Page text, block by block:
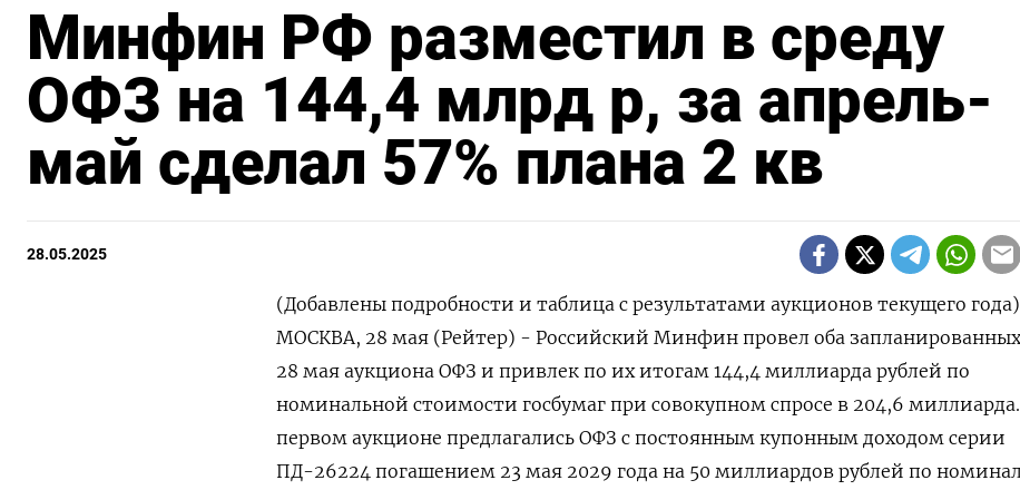
Минфин РФ разместил в среду
ОФЗ на 144,4 млрд р, за апрель-
май сделал 57% плана 2 кв
28.05.2025
(Добавлены подробности и таблица с результатами аукционов текущего года) МОСКВА, 28 мая (Рейтер) - Российский Минфин провел оба запланированных на 28 мая аукциона ОФЗ и привлек по их итогам 144,4 миллиарда рублей по номинальной стоимости госбумаг при совокупном спросе в 204,6 миллиарда. На первом аукционе предлагались ОФЗ с постоянным купонным доходом серии ПД-26224 погашением 23 мая 2029 года на 50 миллиардов рублей по номинальной стоимости, и в итоге был размещен весь заявленный объем под 16,04% годовых при спросе 77 миллиардов. На втором сегодняшнем аукционе также предлагались классические бумаги, ПД-26247 погашением 11 мая 2039 года, на 250 миллиардов рублей по номинальной стоимости, а итогом стало размещение на 94,4 миллиарда рублей по номиналу под 16,44% годовых при спросе 127,6 миллиарда. Сегодня же Минфин уплачивает купонный доход держателям этих двух выпусков ОФЗ и двух других, ПД-26241 и ПК-29025, всего на 112,5 миллиарда рублей. Всего за апрель-июнь 2025 года Минфин планирует привлечь на внутреннем рынке госдолга 1,3 триллиона рублей по номинальной стоимости госбумаг, и за два месяца из трех ведомство привлекло через ОФЗ 736,2 миллиарда рублей, или почти 57% плана второго квартала. За первый квартал текущего года Минфин привлек на первичном рынке ОФЗ 1,4 триллиона рублей по номиналу бумаг при плане в 1 триллион рублей. Годовой план заимствований на внутреннем рынке составляет почти 4,8 триллиона рублей, согласно закону о бюджете РФ на 2025 год, а в прошлом году Минфин за счет размещения ОФЗ привлек 4,4 триллиона рублей. Ниже следуют результаты размещений ОФЗ в текущем году: Дата Выпуск Погашение Предложение, Спрос, Размещение, Выручка, Цена Доходность по Средневзвешенная Средневзвешенная Удовлетворенный млн р млн р млн р млн р отсечения, % отсечению, % цена, % доходность, % спрос 28 мая ПД-26247 11 мая 39 249.889,8 127.586,0 94.421,0 75.710,0 80,0909 16,45 80,1493 16,44 0,7401 28 мая ПД-26224 23 мая 29 50.000 77.006,0 50.000,0 37.641,0 75,1785 16,07 75,2633 16,04 0,6493 21 мая ПД-26246 12 мар 36 17.435,6 - 9.475,0 7.834,3 80,8101 16,36 80,8101 16,36 Допразмещение 21 ПД-26246 12 мар 36 325.002,1 186.947,0 98.124,0 81.133,0 80,7144 16,38 80,8101 16,36 0,5249 мая 21 ПД-26239 23 июл 31 50.000,0 100.227,6 49.956,2 34.392,7 66,6982 16,05 66,7097 16,05 0,4984 мая 14 мая ПД-26248 16 мая 40 210.193,7 182.373,9 91.640,8 78.531,0 80,1964 16,33 80,2574 16,32 0,5025 30 апр ПД-26246 12 мар 36 17.839,1 - 7.121,0 5.914,1 81,7371 16,13 81,7371 16,13 Допразмещение 30 апр ПД-26246 12 мар 36 386.362,2 133.886,0 54.239,0 45.047 81,6730 16,14 81,7371 16,13 0,4051 30 апр ПД-26235 12 мар 31 26.799,3 39.014,0 26.799,3 17.355,0 63,9100 16,09 63,9976 16,06 0,6869 23 апр ПД-26245 26 сен 35 39.751,0 - 37.749,6 31.331,3 82,5046 16,02 82,5046 16,02 Допразмещение 23 апр ПД-26238 15 мая 41 43.741,1 29.447,8 17.245,0 9.691,4 53,3800 15,29 53,4551 15,27 0,5856 23 апр ПД-26245 26 сен 35 299.092,3 145.272,4 39.586,8 32.856,1 82,4420 16,03 82,5046 16,02 0,2725 16 апр ПД-26248 16 мая 40 9.892,9 - 7.686,9 6.586,4 81,1868 16,10 81,1868 16,10 Допразмещение 16 апр ПД-26248 16 мая 40 279.994,3 130.807,6 62.113,7 53.221,4 81,0880 16,12 81,1868 16,10 0,4748 16 апр ПД-26242 29 авг 29 50.000,0 68.554,3 50.000,0 40.064,4 79,0500 16,44 79,0688 16,43 0,7293 9 апр ПД-26221 23 мар 33 36.201,4 - - - - - - - Допразмещение 9 апр ИН-52005 11 мая 33 152,900,8 - - - - - - - - 9 апр ПД-26221 23 мар 33 50.000,0 52.829,2 6.849,3 4.403,6 64,1000 16,40 64,1232 16,39 0,1296 2 апр ПД-26247 11 мая 39 15.902,4 - 0,0 0,0 83,8468 15,60 83,8468 15,60 Допразмещение 2 апр ПД-26247 11 мая 39 283.049,9 71.418,9 33.160,1 29.217,0 83,8000 15,61 83,8468 15,60 0,4643 26 мар ПД-26240 30 июл 36 17.861,7 - 10.320,0 6.108,0 58,3613 15,15 58,3613 15,15 Допразмещение 26 мар ПД-26218 17 сен 31 7.343,9 - 3.805,0 2.830,5 74,3648 15,33 74,3648 15,33 Допразмещение 26 мар ПД-26240 30 июл 36 50.000 42.472,1 19.465,9 11.521,2 58,3350 15,16 58,3613 15,15 0,4583 26 мар ПД-26218 17 сен 31 100.000,0 21.256,2 9.702,1 7.217,2 74,2900 15,35 74,3648 15,33 0,4564 19 мар ПД-26238 15 мая 41 16.316,5 - 8.850,0 5.166,0 56,3105 14,47 56,3105 14,47 Допразмещение 19 мар ПД-26246 12 мар 36 427.956,2 74.357,4 41.594,1 38.707,3 87,2685 14,85 87,2727 14,85 0,5594 19 мар ПД-26238 15 мая 41 100.000,0 87.089,2 47.408,9 27.673,7 52,2770 14,47 56,3105 14,47 0,5444 12 мар ПД-26245 26 сен 35 371.142,1 115.696,1 72.049,7 65.119,8 85,2411 15,35 85,2857 15,34 0,6227 12 мар ПД-26247 11 мая 39 456.534,8 234.815,7 173.484,8 153.633,3 85,0000 15,35 85,0002 15,35 0,7431 5 мар ПД-26230 16 мар 39 5.768,5 - 5.291,6 3.232,0 57,8086 15,53 57,8086 15,53 Допразмещение 5 мар ПД-26246 12 мар 36 601.706,7 312.805,4 173.750,5 150.612,0 81,3500 16,20 81,3569 16,20 0,5555 5 мар ПД-26230 16 мар 39 50.000,0 63.902,2 44.231,5 27,015,6 57,7000 15,56 57,8086 15,53 0,6922 26 фев ПД-26248 16 мая 40 422.406,0 239.844,6 142.411,7 117.092,4 79,3651 16,50 79,3681 16,50 0,5938 26 фев ПД-26225 10 мая 34 50.000,0 84.532,9 50.000,0 31.285,9 60,5700 15,99 60,6059 15,98 0,5915 19 фев ПД-26245 26 сен 35 12.695,8 - 10.690,0 9.058,6 80,3327 16,52 80,3327 16,52 Допразмещение 19 фев ПД-26245 26 сен 35 449.657,0 112.194,0 67.824,9 57.473,9 80,2299 16,54 80,3327 16,52 0,6045 19 фев ПД-26247 11 мая 39 579.403,7 186.765,4 122.868,9 101.039,4 79,2820 16,60 79,3805 16,58 0,6579 12 фев ПД-26248 16 мая 40 597.163,6 192.267,8 174.757,6 138.247,7 76,6300 17,14 76,7252 17,12 0,9089 12 фев ПД-26233 18 июл 35 50.000,0 153.914,7 50.000,0 25.045,5 49,8200 16,90 49,8401 16,89 0,3249 5 фев ПД-26246 12 мар 36 601.724,1 - 17,4 14,0 76,2152 17,49 76,2152 17,49 Допразмещение 5 фев ПД-26246 1